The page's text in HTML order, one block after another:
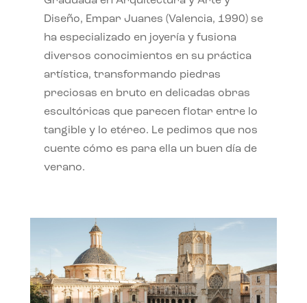
Diseño, Empar Juanes (Valencia, 1990) se
ha especializado en joyería y fusiona
diversos conocimientos en su práctica
artística, transformando piedras
preciosas en bruto en delicadas obras
escultóricas que parecen flotar entre lo
tangible y lo etéreo. Le pedimos que nos
cuente cómo es para ella un buen día de
verano.